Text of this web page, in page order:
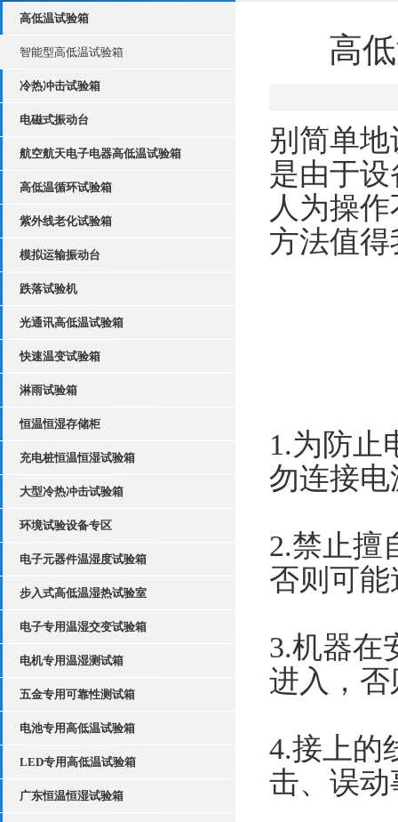
高低温试验箱
智能型高低温试验箱
冷热冲击试验箱
电磁式振动台
航空航天电子电器高低温试验箱
高低温循环试验箱
紫外线老化试验箱
模拟运输振动台
跌落试验机
光通讯高低温试验箱
快速温变试验箱
淋雨试验箱
恒温恒湿存储柜
充电桩恒温恒湿试验箱
大型冷热冲击试验箱
环境试验设备专区
电子元器件温湿度试验箱
步入式高低温湿热试验室
电子专用温湿交变试验箱
电机专用温湿测试箱
五金专用可靠性测试箱
电池专用高低温试验箱
LED专用高低温试验箱
广东恒温恒湿试验箱
高
别简单
是由于
人为操
方法值
1.为防止
勿连接电
2.禁止擅
否则可
3.机器在
进入，
4.接上的
击、误